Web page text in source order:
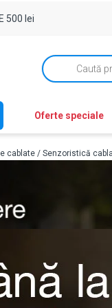
500 lei
Products
search
Oferte speciale
cablate / Senzoristică